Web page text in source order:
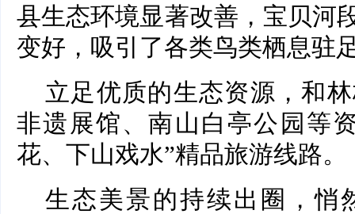
县生态环境显著改善，宝贝河
变好，吸引了各类鸟类栖息驻
立足优质的生态资源，和
非遗展馆、南山白亭公园等
花、下山戏水”精品旅游线路。
生态美景的持续出圈，悄